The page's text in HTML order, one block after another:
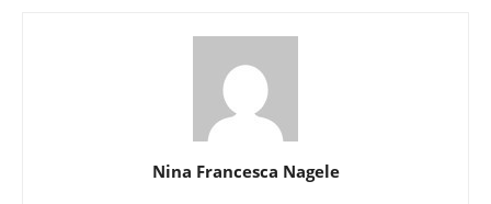
Nina Francesca Nagele